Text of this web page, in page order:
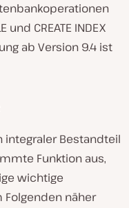
und CREATE INDEX
ab Version 9.4 ist
Bestandteil
Funktion aus,
wichtige
näher